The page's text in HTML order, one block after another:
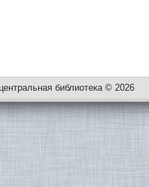
библиотека © 2026